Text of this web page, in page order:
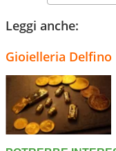
Leggi anche:
Gioielleria Delfino